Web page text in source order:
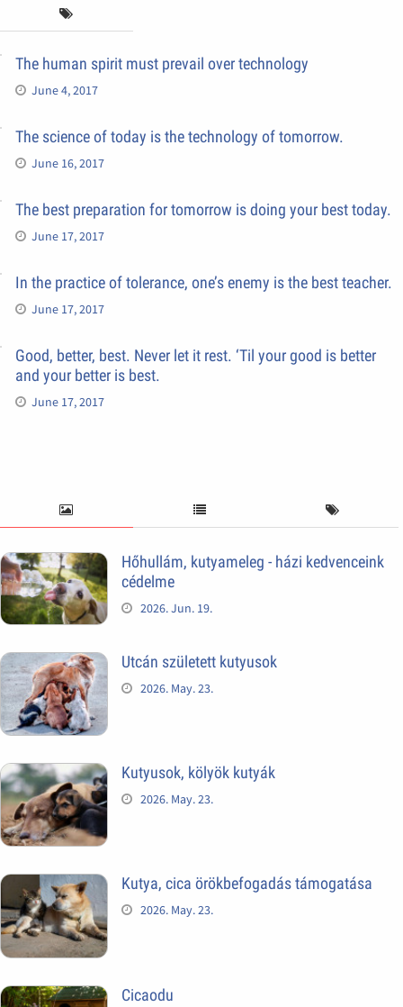
The human spirit must prevail over technology
June 4, 2017
The science of today is the technology of tomorrow.
June 16, 2017
The best preparation for tomorrow is doing your best today.
June 17, 2017
In the practice of tolerance, one’s enemy is the best teacher.
June 17, 2017
Good, better, best. Never let it rest. ‘Til your good is better
and your better is best.
June 17, 2017
Hőhullám, kutyameleg - házi kedvenceink
cédelme
2026. Jun. 19.
Utcán született kutyusok
2026. May. 23.
Kutyusok, kölyök kutyák
2026. May. 23.
Kutya, cica örökbefogadás támogatása
2026. May. 23.
Cicaodu